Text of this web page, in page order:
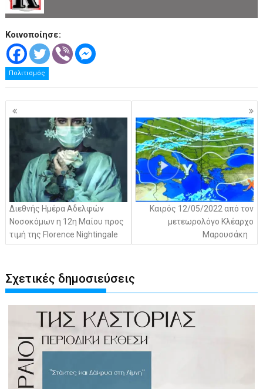
Κοινοποίησε:
Πολιτισμός
Πλοήγηση
άρθρων
Διεθνής Ημέρα Αδελφών
Νοσοκόμων η 12η Μαίου προς
τιμή της Florence Nightingale
Καιρός 12/05/2022 από τον
μετεωρολόγο Κλέαρχο
Μαρουσάκη
Σχετικές δημοσιεύσεις